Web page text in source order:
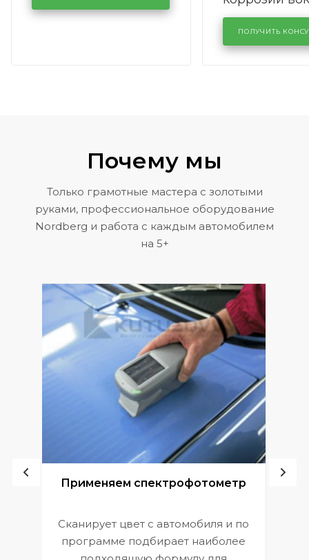
KUTUZOVV
лобового
районе
Volkswagen
ПОЛУЧИТЬ
Почему мы
Только грамотные мастера с золотыми
руками, профессиональное оборудование
Nordberg и работа с каждым автомобилем
на 5+
Применяем спектрофотометр
Сканирует цвет с автомобиля и по
программе подбирает наиболее